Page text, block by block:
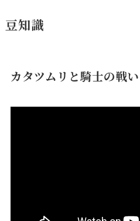
豆知識
カタツムリと騎士の戦い